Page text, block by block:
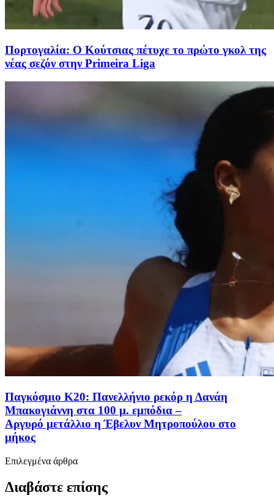
Πορτογαλία: Ο Κούτσιας πέτυχε το πρώτο γκολ της
νέας σεζόν στην Primeira Liga
Παγκόσμιο Κ20: Πανελλήνιο ρεκόρ η Δανάη
Μπακογιάννη στα 100 μ. εμπόδια –
Αργυρό μετάλλιο η Έβελυν Μητροπούλου στο
μήκος
Επιλεγμένα άρθρα
Διαβάστε επίσης